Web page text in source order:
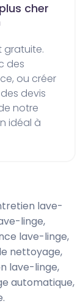
cher
des
ou créer
devis
notre
idéal à
linge,
lave-linge,
nettoyage,
lave-linge,
automatique,